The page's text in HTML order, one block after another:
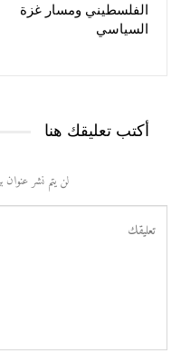
الفلسطيني ومسار غزة
السياسي
أكتب تعليقك هنا
لن يتم نشر عنوان